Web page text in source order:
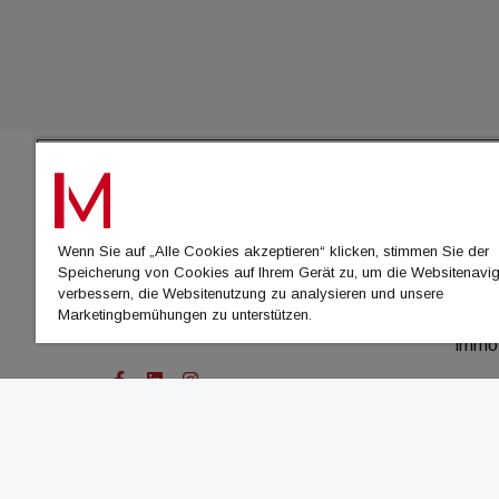
Wenn Sie auf „Alle Cookies akzeptieren“ klicken, stimmen Sie der
Speicherung von Cookies auf Ihrem Gerät zu, um die
verbessern, die Websitenutzung zu analysieren und unsere
Marketingbemühungen zu unterstützen.